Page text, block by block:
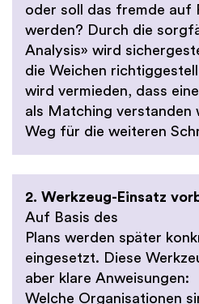
oder soll das fremde auf
werden? Durch die
Analysis» wird
die Weichen
wird vermieden, dass
als Matching verstanden
Weg für die weiteren
2. Werkzeug-Einsatz
Auf Basis des
Plans werden später
eingesetzt. Diese
aber klare Anweisungen:
Welche Organisationen